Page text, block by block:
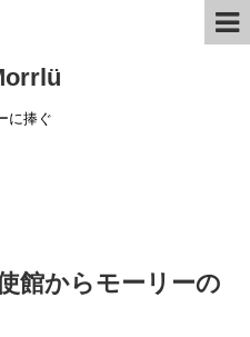
に捧ぐ
館からモーリーの